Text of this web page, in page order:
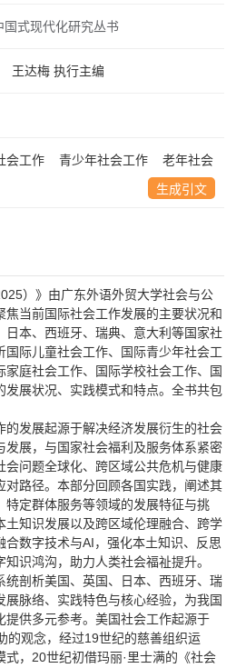
国式现代化研究丛书
王达梅执行主编
会工作 青少年社会工作
老年社会
生成引文
）》由广东外语外贸大学社会与公
焦当前国际社会工作发展的主要状况和
日本、西班牙、瑞典、意大利等国家社
国际儿童社会工作、国际青少年社会工
庭社会工作、国际学校社会工作、国
发展状况、实践模式和特点。全书共包
的发展起源于解决经济发展衍生的社会
发展，与国家社会福利及服务体系紧密
会问题全球化、跨区域公共危机与健康
对路径。本部分回顾各国实践，阐述其
特定群体服务等领域的发展特征与挑
土知识发展以及跨区域伦理融合、跨学
数字技术与AI，强化本土知识、反思
识鸿沟，助力人类社会福祉提升。
统剖析美国、英国、日本、西班牙、瑞
脉络、实践特色与核心经验，为我国
提供多元参考。美国社会工作起源于
的观念，经过19世纪的慈善组织运
，20世纪初借玛丽·里士满的《社会